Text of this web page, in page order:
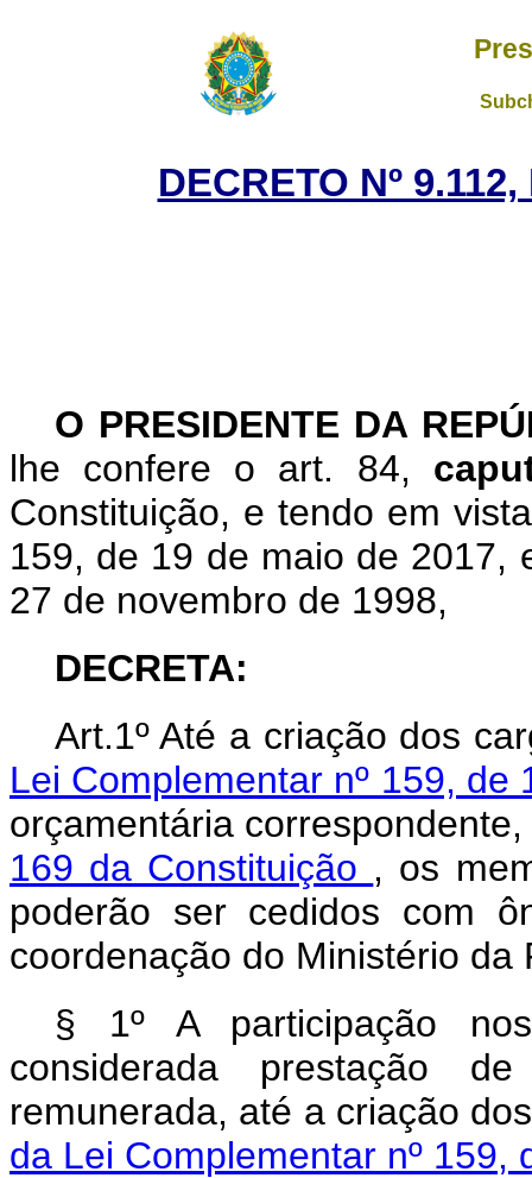
DECRETO Nº
O PRESIDENTE DA
lhe confere o art. 84,
Constituição, e tendo em
159, de 19 de maio de 2017,
27 de novembro de 1998,
DECRETA:
Art.1º Até a criação dos
Lei Complementar nº 159,
orçamentária
169 da Constituição , os
poderão ser cedidos com
coordenação do Ministério da
§ 1º A participação
considerada prestação
remunerada, até a criação
da Lei Complementar nº 159,